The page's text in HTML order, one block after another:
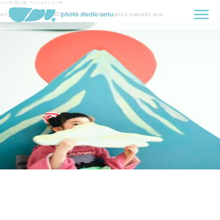
2022年6月20日 ウムフォトスタジオ
originals-7232-385838-2022-04-10-Yoshimizu-sama41-min